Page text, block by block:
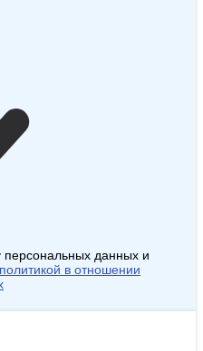
персональных данных и
политикой в отношении